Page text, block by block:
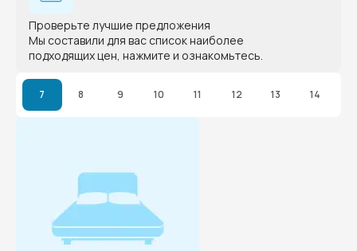
Проверьте лучшие предложения
Мы составили для вас список наиболее
подходящих цен, нажмите и ознакомьтесь.
7 8 9 10 11 12 13 14